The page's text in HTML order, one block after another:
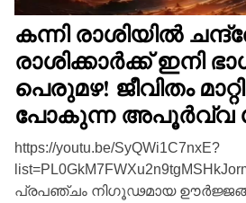
കന്നി രാശിയിൽ
രാശിക്കാർക്ക് ഇനി
പെരുമഴ! ജീവിതം
പോകുന്ന അപൂർവ്വ
https://youtu.be/SyQWi1C7nxE?
പ്രപഞ്ചം നിഗൂഢമായ